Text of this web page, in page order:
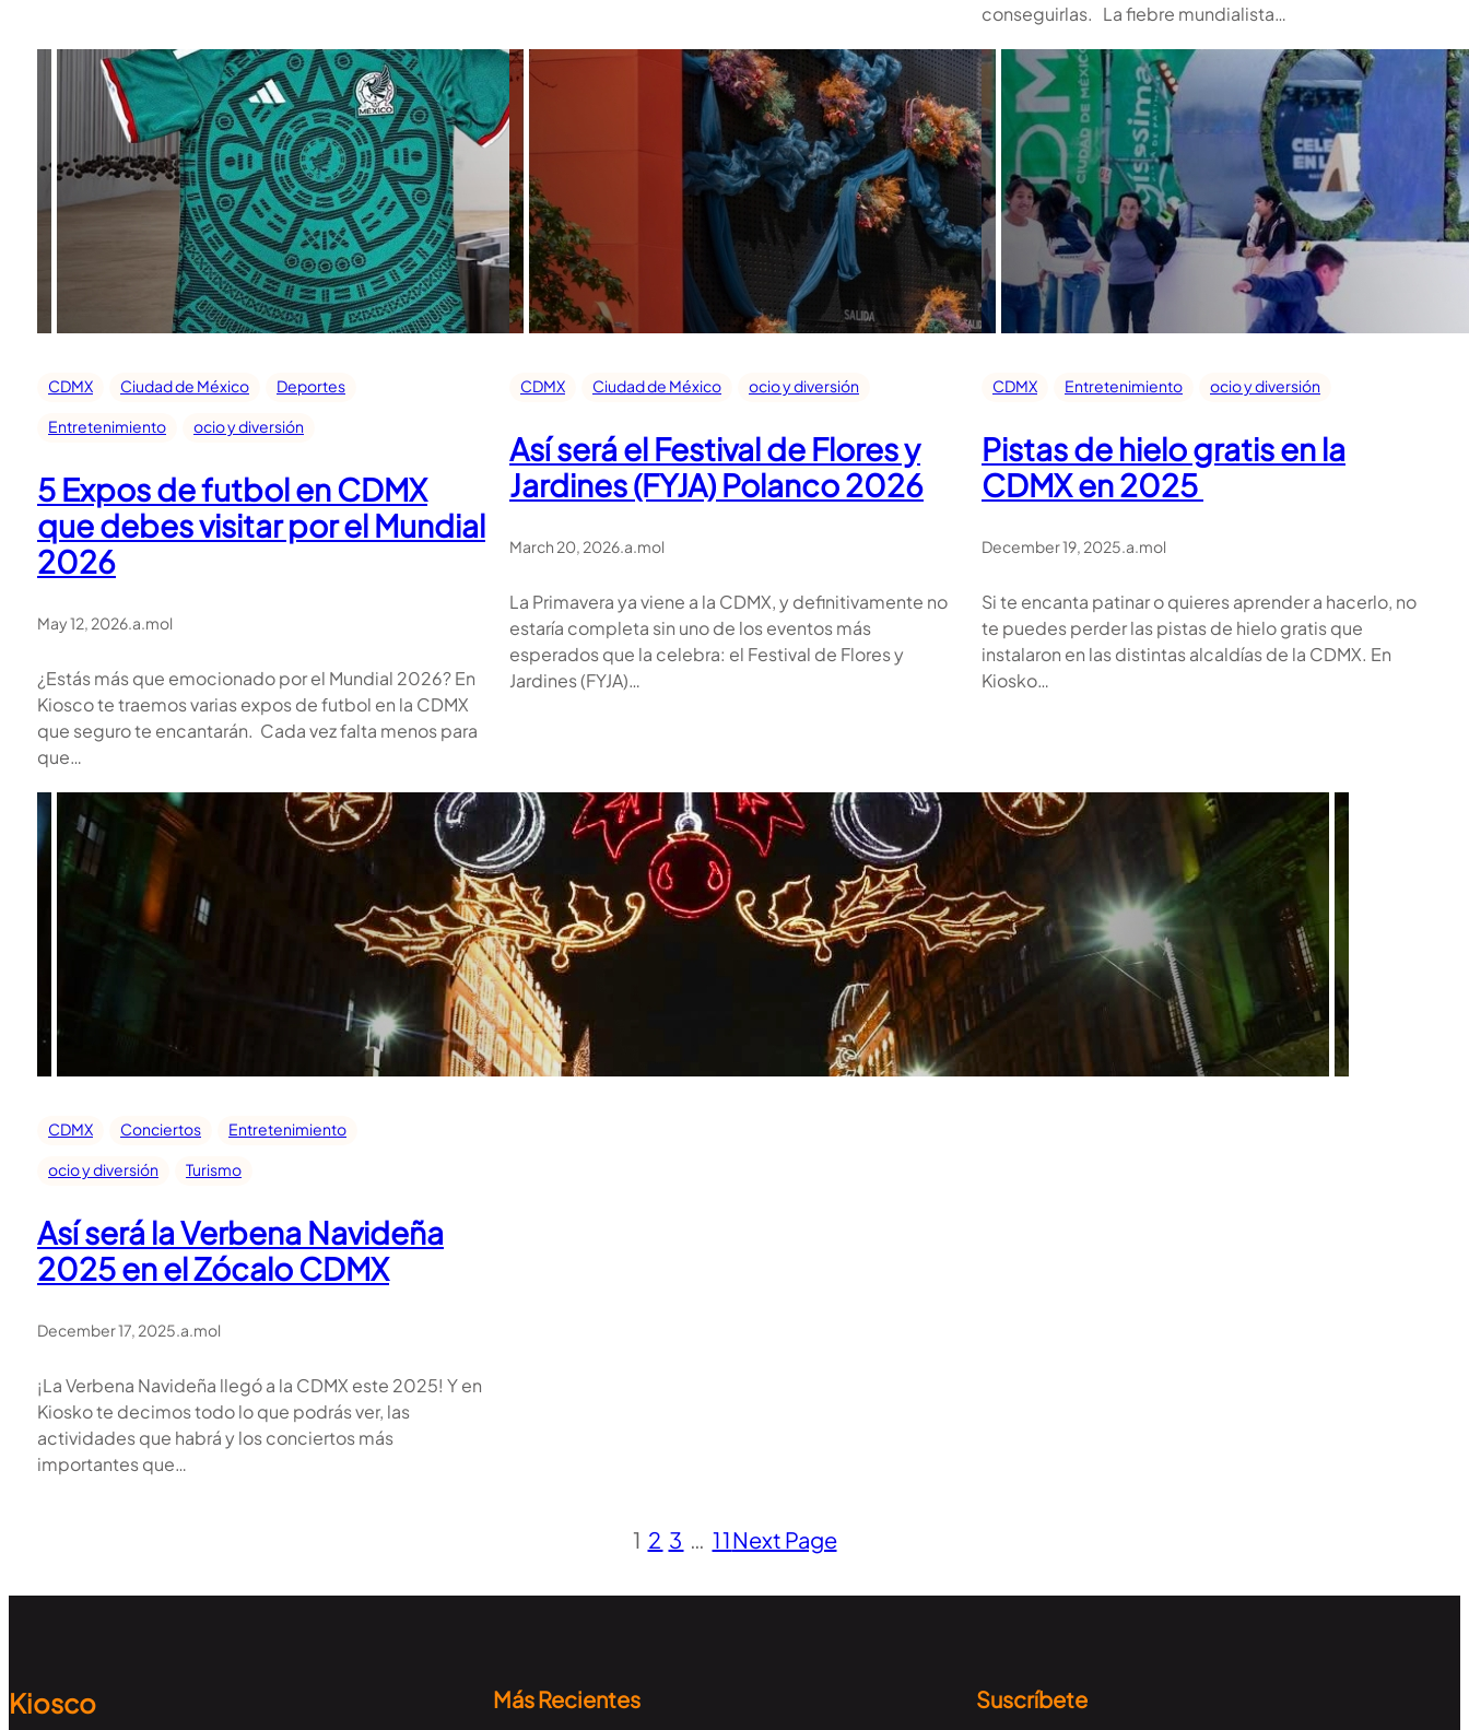
conseguirlas. La fiebre mundialista…
CDMX Ciudad de México Deportes
Entretenimiento ocio y diversión
5 Expos de futbol en CDMX
que debes visitar por el Mundial
2026
May 12, 2026 a.mol
¿Estás más que emocionado por el Mundial 2026? En
Kiosco te traemos varias expos de futbol en la CDMX
que seguro te encantarán. Cada vez falta menos para
que…
CDMX Ciudad de México ocio y diversión
Así será el Festival de Flores y
Jardines (FYJA) Polanco 2026
March 20, 2026 a.mol
La Primavera ya viene a la CDMX, y definitivamente no
estaría completa sin uno de los eventos más
esperados que la celebra: el Festival de Flores y
Jardines (FYJA)…
CDMX Entretenimiento ocio y diversión
Pistas de hielo gratis en la
CDMX en 2025
December 19, 2025 a.mol
Si te encanta patinar o quieres aprender a hacerlo, no
te puedes perder las pistas de hielo gratis que
instalaron en las distintas alcaldías de la CDMX. En
Kiosko…
CDMX Conciertos Entretenimiento
ocio y diversión Turismo
Así será la Verbena Navideña
2025 en el Zócalo CDMX
December 17, 2025.a.mol
¡La Verbena Navideña llegó a la CDMX este 2025! Y en
Kiosko te decimos todo lo que podrás ver, las
actividades que habrá y los conciertos más
importantes que…
1 2 3 … 11Next Page
Kiosco Más Recientes Suscríbete